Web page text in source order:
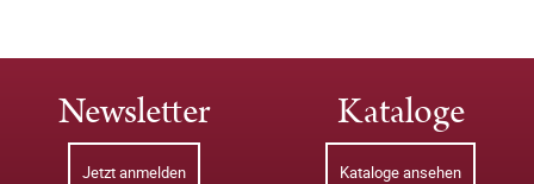
Newsletter
Jetzt anmelden
Kataloge
Kataloge ansehen